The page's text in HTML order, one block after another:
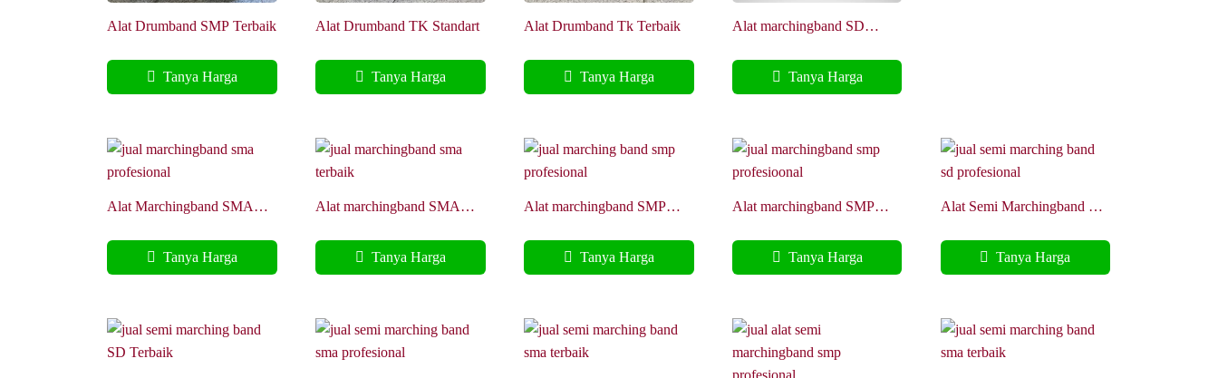
Alat Drumband SMP Terbaik
Tanya Harga
Alat Drumband TK Standart
Tanya Harga
Alat Drumband Tk Terbaik
Tanya Harga
Alat marchingband SD
frame
Tanya Harga
Alat Marchingband SMA
frame
Tanya Harga
Alat marchingband SMA
Tanya Harga
Alat marchingband SMP
frame
Tanya Harga
Alat marchingband SMP
Tanya Harga
Alat Semi Marchingband SD
frame
Tanya Harga